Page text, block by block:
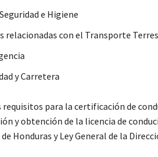
e Higiene
relacionadas con el Transporte
y Carretera
requisitos para la certificación de
y obtención de la licencia de
Honduras y Ley General de la